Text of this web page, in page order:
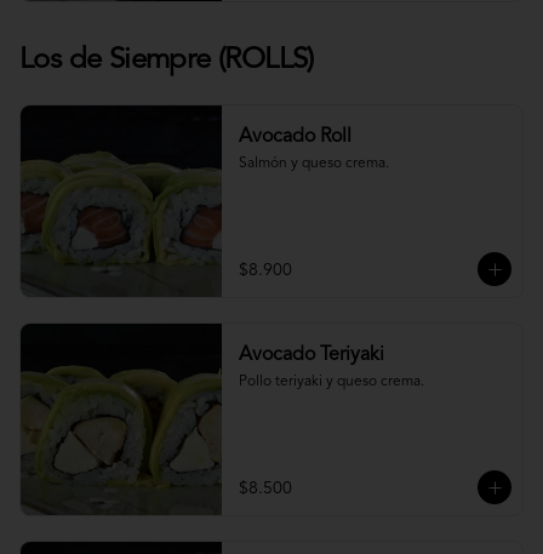
Los de Siempre (ROLLS)
Avocado Roll
Salmón y queso crema.
$8.900
Avocado Teriyaki
Pollo teriyaki y queso crema.
$8.500